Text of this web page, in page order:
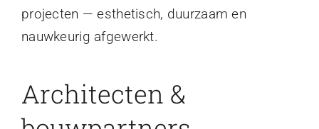
projecten — esthetisch, duurzaam en
nauwkeurig afgewerkt.
Architecten &